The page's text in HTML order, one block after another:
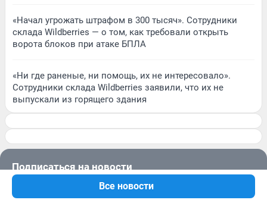
Все новости
«Начал угрожать штрафом в 300 тысяч». Сотрудники
склада Wildberries — о том, как требовали открыть
ворота блоков при атаке БПЛА
«Ни где раненые, ни помощь, их не интересовало».
Сотрудники склада Wildberries заявили, что их не
выпускали из горящего здания
Подписаться на новости
Сообщить новость